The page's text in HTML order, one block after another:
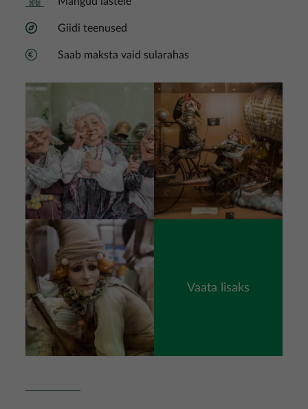
Giidi teenused
Saab maksta vaid sularahas
Pilt Pilt
Pilt
Vaata lisaks